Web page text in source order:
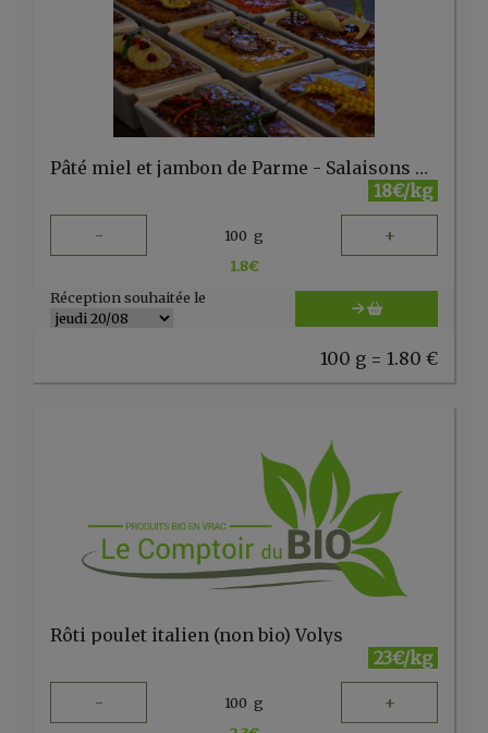
Pâté miel et jambon de Parme - Salaisons de la Semois - (Colombus - non bio)
18€/kg
- 100 g +
1.8€
Réception souhaitée le
100 g = 1.80 €
Rôti poulet italien (non bio) Volys
23€/kg
- 100 g +